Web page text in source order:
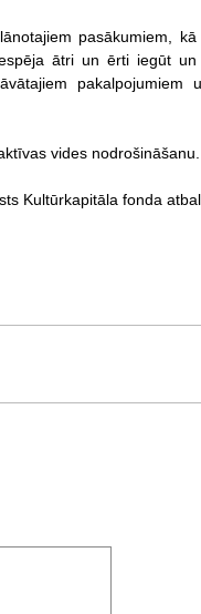
pasākumiem,
ātri un ērti iegūt
pakalpojumiem
vides nodrošināšanu.
Kultūrkapitāla fonda